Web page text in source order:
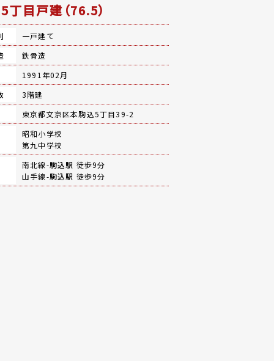
丁目戸建（76.5）
一戸建て
鉄骨造
1991年02月
3階建
東京都文京区本駒込5丁目39-2
昭和小学校
第九中学校
南北線-駒込駅 徒歩9分
山手線-駒込駅 徒歩9分